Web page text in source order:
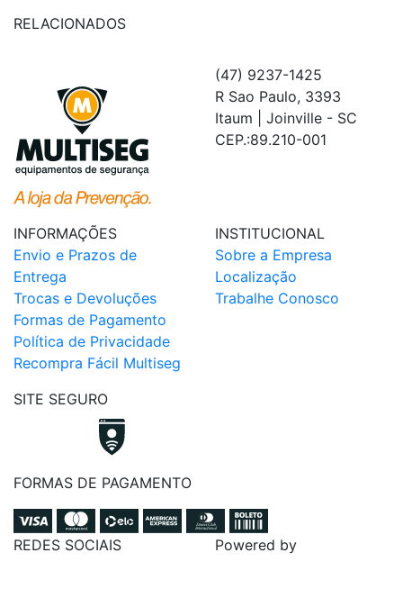
RELACIONADOS
(47) 9237-1425
R Sao Paulo, 3393
Itaum | Joinville - SC
CEP.:89.210-001
INFORMAÇÕES
Envio e Prazos de
Entrega
Trocas e Devoluções
Formas de Pagamento
Política de Privacidade
Recompra Fácil Multiseg
INSTITUCIONAL
Sobre a Empresa
Localização
Trabalhe Conosco
SITE SEGURO
FORMAS DE PAGAMENTO
REDES SOCIAIS Powered by